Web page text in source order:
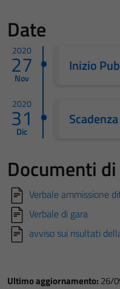
Date
2020
27
Nov
Inizio
2020
31
Dic
Scadenza
Documenti
Verbale ammissione
Verbale di gara
avviso sui risultati
Ultimo aggiornamento: 26/